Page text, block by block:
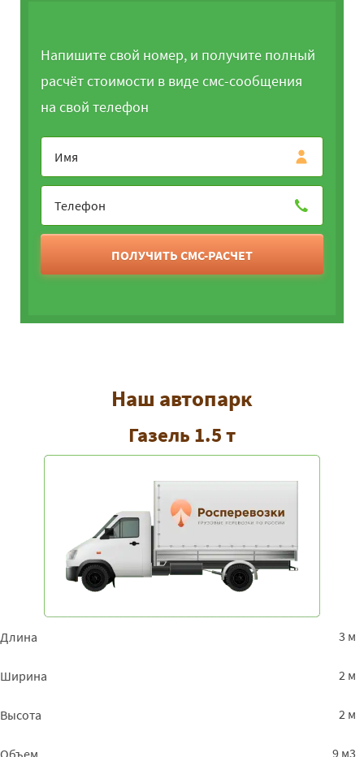
Напишите свой номер, и получите полный
расчёт стоимости в виде смс-сообщения
на свой телефон
ПОЛУЧИТЬ СМС-РАСЧЕТ
Наш автопарк
Газель 1.5 т
Длина 3 м
Ширина 2 м
Высота 2 м
9 м3